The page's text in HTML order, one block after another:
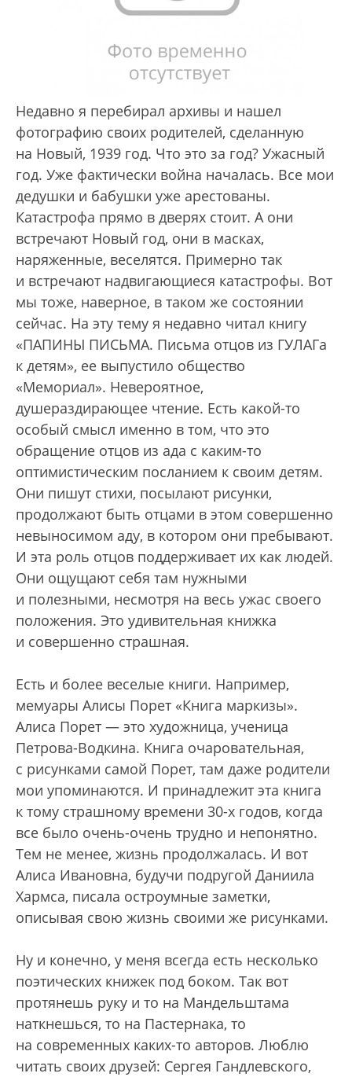
Недавно я перебирал архивы и нашел
фотографию своих родителей, сделанную
на Новый, 1939 год. Что это за год? Ужасный
год. Уже фактически война началась. Все мои
дедушки и бабушки уже арестованы.
Катастрофа прямо в дверях стоит. А они
встречают Новый год, они в масках,
наряженные, веселятся. Примерно так
и встречают надвигающиеся катастрофы. Вот
мы тоже, наверное, в таком же состоянии
сейчас. На эту тему я недавно читал книгу
«ПАПИНЫ ПИСЬМА. Письма отцов из ГУЛАГа
к детям», ее выпустило общество
«Мемориал». Невероятное,
душераздирающее чтение. Есть какой-то
особый смысл именно в том, что это
обращение отцов из ада с каким-то
оптимистическим посланием к своим детям.
Они пишут стихи, посылают рисунки,
продолжают быть отцами в этом совершенно
невыносимом аду, в котором они пребывают.
И эта роль отцов поддерживает их как людей.
Они ощущают себя там нужными
и полезными, несмотря на весь ужас своего
положения. Это удивительная книжка
и совершенно страшная.
Есть и более веселые книги. Например,
мемуары Алисы Порет «Книга маркизы».
Алиса Порет — это художница, ученица
Петрова-Водкина. Книга очаровательная,
с рисунками самой Порет, там даже родители
мои упоминаются. И принадлежит эта книга
к тому страшному времени 30-х годов, когда
все было очень-очень трудно и непонятно.
Тем не менее, жизнь продолжалась. И вот
Алиса Ивановна, будучи подругой Даниила
Хармса, писала остроумные заметки,
описывая свою жизнь своими же рисунками.
Ну и конечно, у меня всегда есть несколько
поэтических книжек под боком. Так вот
протянешь руку и то на Мандельштама
наткнешься, то на Пастернака, то
на современных каких-то авторов. Люблю
читать своих друзей: Сергея Гандлевского,